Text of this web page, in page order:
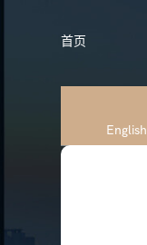
首页
English